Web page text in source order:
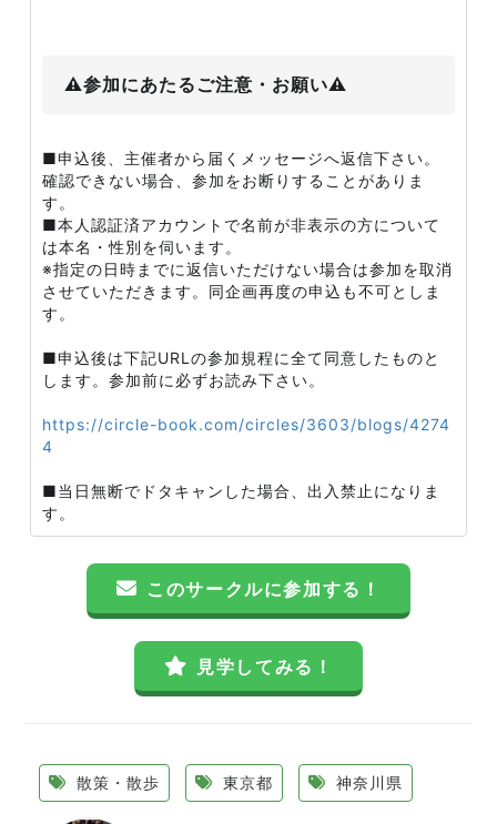
⚠️参加にあたるご注意・お願い⚠️
■申込後、主催者から届くメッセージへ返信下さい。
確認できない場合、参加をお断りすることがありま
す。
■本人認証済アカウントで名前が非表示の方について
は本名・性別を伺います。
※指定の日時までに返信いただけない場合は参加を取消
させていただきます。同企画再度の申込も不可としま
す。
■申込後は下記URLの参加規程に全て同意したものと
します。参加前に必ずお読み下さい。
https://circle-book.com/circles/3603/blogs/4274
4
■当日無断でドタキャンした場合、出入禁止になりま
す。
このサークルに参加する！
見学してみる！
散策・散歩 東京都 神奈川県